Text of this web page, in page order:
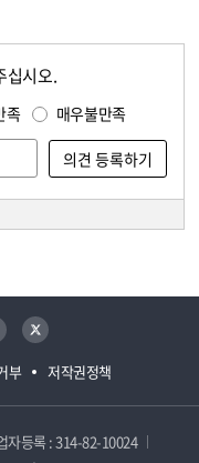
십시오.
족 매우불만족
부 저작권정책
트위터
자등록 : 314-82-10024